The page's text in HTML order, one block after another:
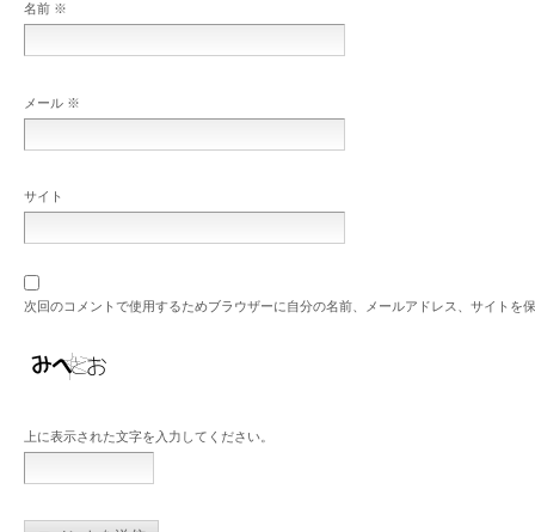
名前 ※
メール ※
サイト
次回のコメントで使用するためブラウザーに自分の名前、メールアドレス、サイトを
上に表示された文字を入力してください。